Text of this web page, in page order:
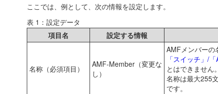
ここでは、例として、次の情報を設定します。
表 1：設定データ
項目名
設定する情報
名称（必須項目）
AMF-Member（変更な
し）
AMFメンバーの
「スイッチ」/
とはできません
名称は最大255
です。